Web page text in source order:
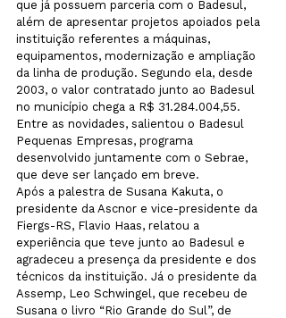
que já possuem parceria com o Badesul,
além de apresentar projetos apoiados pela
instituição referentes a máquinas,
equipamentos, modernização e ampliação
da linha de produção. Segundo ela, desde
2003, o valor contratado junto ao Badesul
no município chega a R$ 31.284.004,55.
Entre as novidades, salientou o Badesul
Pequenas Empresas, programa
desenvolvido juntamente com o Sebrae,
que deve ser lançado em breve.
Após a palestra de Susana Kakuta, o
presidente da Ascnor e vice-presidente da
Fiergs-RS, Flavio Haas, relatou a
experiência que teve junto ao Badesul e
agradeceu a presença da presidente e dos
técnicos da instituição. Já o presidente da
Assemp, Leo Schwingel, que recebeu de
Susana o livro “Rio Grande do Sul”, de